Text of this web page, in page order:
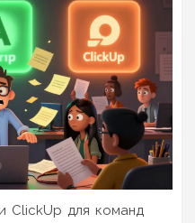
ClickUp для команд